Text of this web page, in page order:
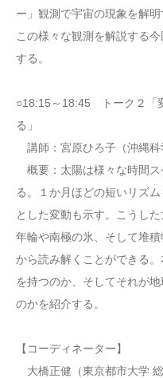
ー」観測で宇宙の現象を解
この様々な観測を解説する
する。
○18:15～18:45 トーク２「
る」
講師：宮原ひろ子（沖縄科
概要：太陽は様々な時間ス
る。１か月ほどの短いリズ
とした変動も示す。こうし
年輪や南極の氷、そして堆
から読み解くことができる
を持つのか、そしてそれが
のかを紹介する。
【コーディネーター】
大橋正健（東京都市大学